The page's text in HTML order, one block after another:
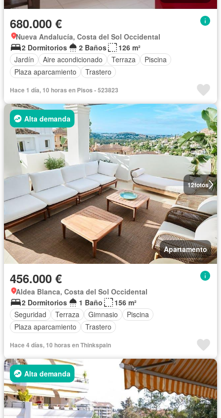
680.000 €
Nueva Andalucía, Costa del Sol Occidental
2 Dormitorios
2 Baños
126 m²
Jardín
Aire acondicionado Terraza
Piscina
Plaza aparcamiento
Trastero
Hace 1 día, 10 horas en Pisos - 523823
12fotos
Alta demanda
Apartamento
456.000 €
Aldea Blanca, Costa del Sol Occidental
2 Dormitorios
1 Baño
156 m²
Seguridad
Terraza Gimnasio
Piscina
Plaza aparcamiento
Trastero
Hace 4 días, 10 horas en Thinkspain
Alta demanda